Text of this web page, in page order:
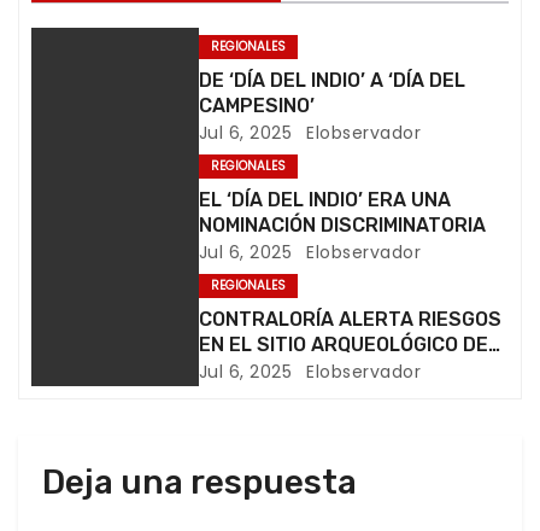
d
REGIONALES
DE ‘DÍA DEL INDIO’ A ‘DÍA DEL
CAMPESINO’
Jul 6, 2025 Elobservador
REGIONALES
EL ‘DÍA DEL INDIO’ ERA UNA
NOMINACIÓN DISCRIMINATORIA
Jul 6, 2025 Elobservador
REGIONALES
CONTRALORÍA ALERTA RIESGOS
EN EL SITIO ARQUEOLÓGICO DEL
CERRO BAÚL
Jul 6, 2025 Elobservador
Deja una respuesta